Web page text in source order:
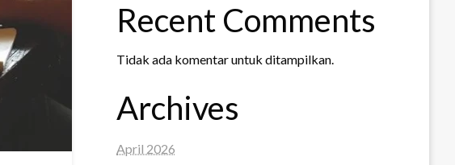
Recent Comments
Tidak ada komentar untuk ditampilkan.
Archives
April 2026